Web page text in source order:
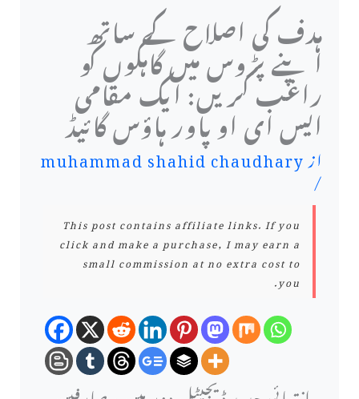
ہدف کی اصلاح کے ساتھ
اپنے پڑوس میں گاہکوں کو
راغب کریں: ایک مقامی
ایس ای او پاور ہاؤس گائیڈ
ازmuhammad shahid chaudhary
/
This post contains affiliate links. If you
click and make a purchase, I may earn a
small commission at no extra cost to
you.